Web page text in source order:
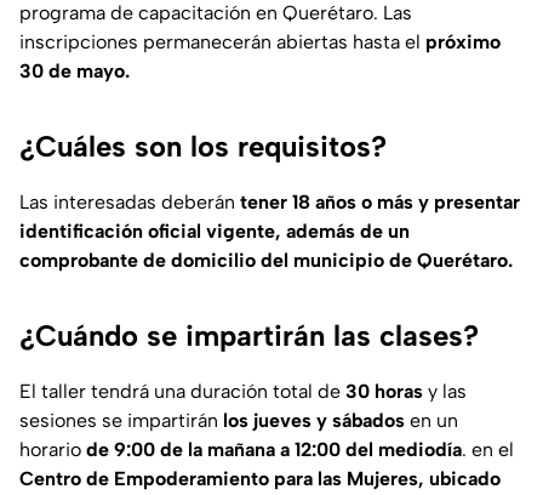
programa de capacitación en Querétaro. Las
inscripciones permanecerán abiertas hasta el próximo
30 de mayo.
¿Cuáles son los requisitos?
Las interesadas deberán tener 18 años o más y presentar
identificación oficial vigente, además de un
comprobante de domicilio del municipio de Querétaro.
¿Cuándo se impartirán las clases?
El taller tendrá una duración total de 30 horas y las
sesiones se impartirán los jueves y sábados en un
horario de 9:00 de la mañana a 12:00 del mediodía. en el
Centro de Empoderamiento para las Mujeres, ubicado